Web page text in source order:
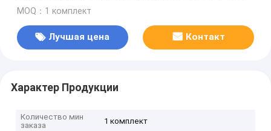
ценой
MOQ：1 комплект
Лучшая цена Контакт
Характер Продукции
Количество мин
заказа
1 комплект